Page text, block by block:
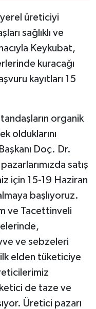
üreticiyi
sağlıklı ve
Keykubat,
kuracağı
kayıtları 15
organik
olduklarını
Doç. Dr.
satış
için 15-19 Haziran
başlıyoruz.
ve Tacettinveli
ve sebzeleri
elden tüketiciye
de taze ve
Üretici pazarı